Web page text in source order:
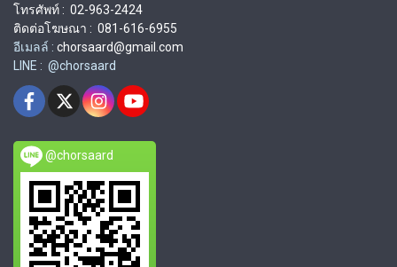
โทรศัพท์ : 02-963-2424
ติดต่อโฆษณา : 081-616-6955
อีเมลล์ : chorsaard@gmail.com
LINE : @chorsaard
@chorsaard